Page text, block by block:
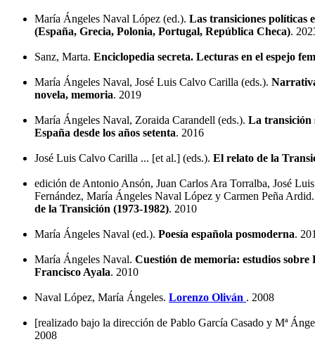
María Ángeles Naval López (ed.). Las transiciones políticas
(España, Grecia, Polonia, Portugal, República Checa).
Sanz, Marta. Enciclopedia secreta. Lecturas en el espejo
María Ángeles Naval, José Luis Calvo Carilla (eds.).
novela, memoria. 2019
María Ángeles Naval, Zoraida Carandell (eds.). La transición
España desde los años setenta. 2016
José Luis Calvo Carilla ... [et al.] (eds.). El relato de la
edición de Antonio Ansón, Juan Carlos Ara Torralba, José
Fernández, María Ángeles Naval López y Carmen Peña
de la Transición (1973-1982). 2010
María Ángeles Naval (ed.). Poesía española posmoderna.
María Ángeles Naval. Cuestión de memoria: estudios
Francisco Ayala. 2010
Naval López, María Ángeles. Lorenzo Oliván . 2008
[realizado bajo la dirección de Pablo García Casado y Mª
2008